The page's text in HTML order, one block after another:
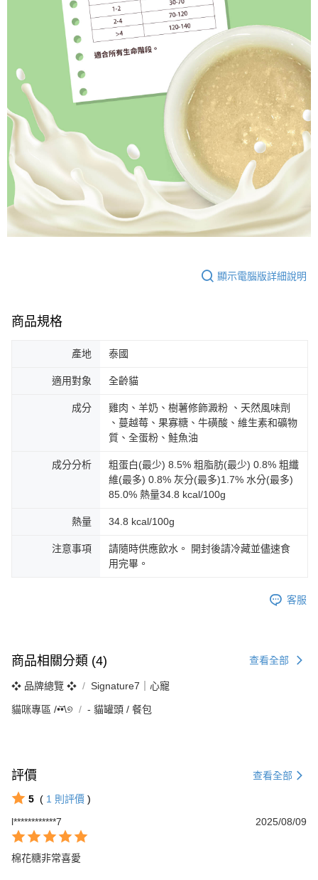
顯示電腦版詳細說明
商品規格
產地 泰國
適用對象 全齡貓
成分
雞肉、羊奶、樹薯修飾澱粉 、天然風味劑
、蔓越莓、果寡糖、牛磺酸、維生素和礦物
質、全蛋粉、鮭魚油
成分分析
粗蛋白(最少) 8.5% 粗脂肪(最少) 0.8% 粗纖
維(最多) 0.8% 灰分(最多)1.7% 水分(最多)
85.0% 熱量34.8 kcal/100g
熱量 34.8 kcal/100g
注意事項
請隨時供應飲水。 開封後請冷藏並儘速食
用完畢。
客服
商品相關分類 (4) 查看全部
❖ 品牌總覽 ❖ Signature7｜心寵
貓咪專區 /•᷅‎‎•᷄\୭ ‐ 貓罐頭 / 餐包
評價 查看全部
5 ( 1 則評價 )
l************7
2025/08/09
棉花糖非常喜愛